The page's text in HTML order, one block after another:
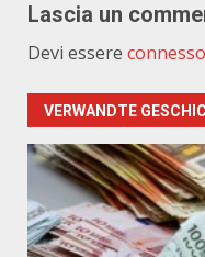
Lascia un
Devi essere connesso
VERWANDTE